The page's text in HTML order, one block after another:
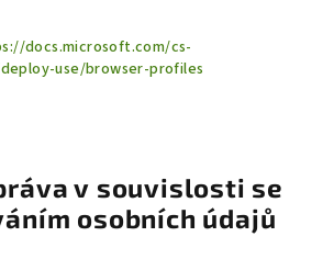
docs.microsoft.com/cs-
use/browser-profiles
v souvislosti se
osobních údajů